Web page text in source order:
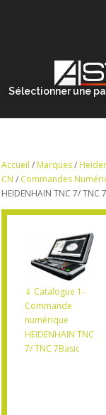
Sélectionner une
Accueil / Marques/
CN / Commandes
HEIDENHAIN TNC 7/ TNC
⇓ Catalogue 1-
Commande
numérique
HEIDENHAIN TNC
7/ TNC 7Basic